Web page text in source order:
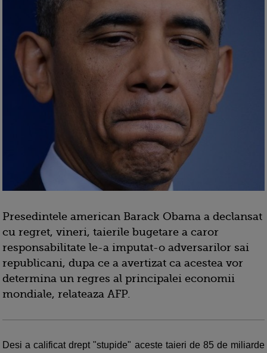
Presedintele american Barack Obama a declansat
cu regret, vineri, taierile bugetare a caror
responsabilitate le-a imputat-o adversarilor sai
republicani, dupa ce a avertizat ca acestea vor
determina un regres al principalei economii
mondiale, relateaza AFP.
Desi a calificat drept "stupide" aceste taieri de 85 de miliarde